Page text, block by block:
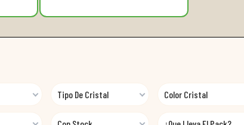
Tipo De Cristal Color Cristal